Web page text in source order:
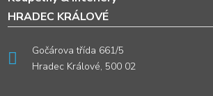
HRADEC KRÁLOVÉ
Gočárova třída 661/5
Hradec Králové, 500 02